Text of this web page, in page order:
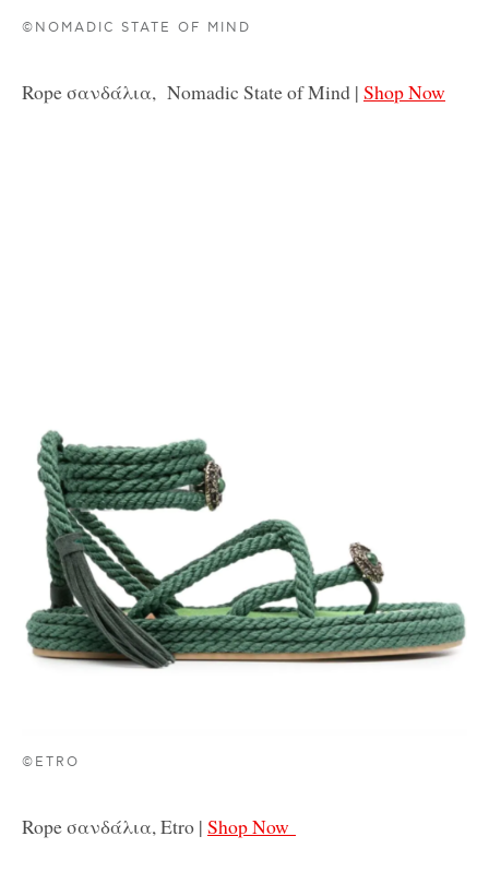
©NOMADIC STATE OF MIND
Rope σανδάλια, Nomadic State of Mind | Shop Now
©ETRO
Rope σανδάλια, Etro | Shop Now